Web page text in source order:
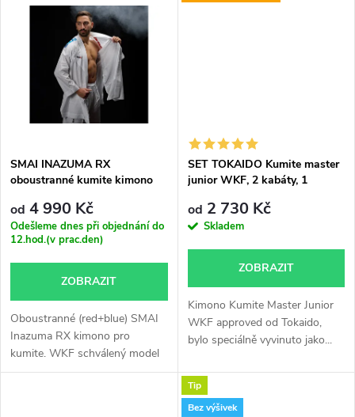
SMAI INAZUMA RX
oboustranné kumite kimono
od 4 990 Kč
Odešleme dnes při objednání do
12.hod.(v prac.den)
ZOBRAZIT
Oboustranné (red+blue) SMAI
Inazuma RX kimono pro
kumite. WKF schválený model
s modrou...
SET TOKAIDO Kumite master
junior WKF, 2 kabáty, 1
od 2 730 Kč
Skladem
ZOBRAZIT
Kimono Kumite Master Junior
WKF approved od Tokaido,
bylo speciálně vyvinuto jako...
Tip
Bez výšivek